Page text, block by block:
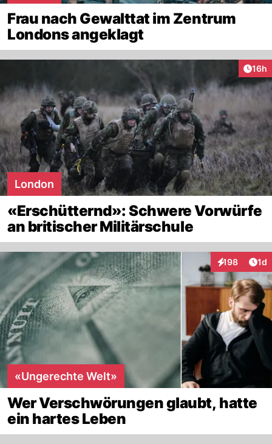
Frau nach Gewalttat im Zentrum
Londons angeklagt
16h
London
«Erschütternd»: Schwere Vorwürfe
an britischer Militärschule
198
Interaktionen
1d
«Ungerechte Welt»
Wer Verschwörungen glaubt, hatte
ein hartes Leben